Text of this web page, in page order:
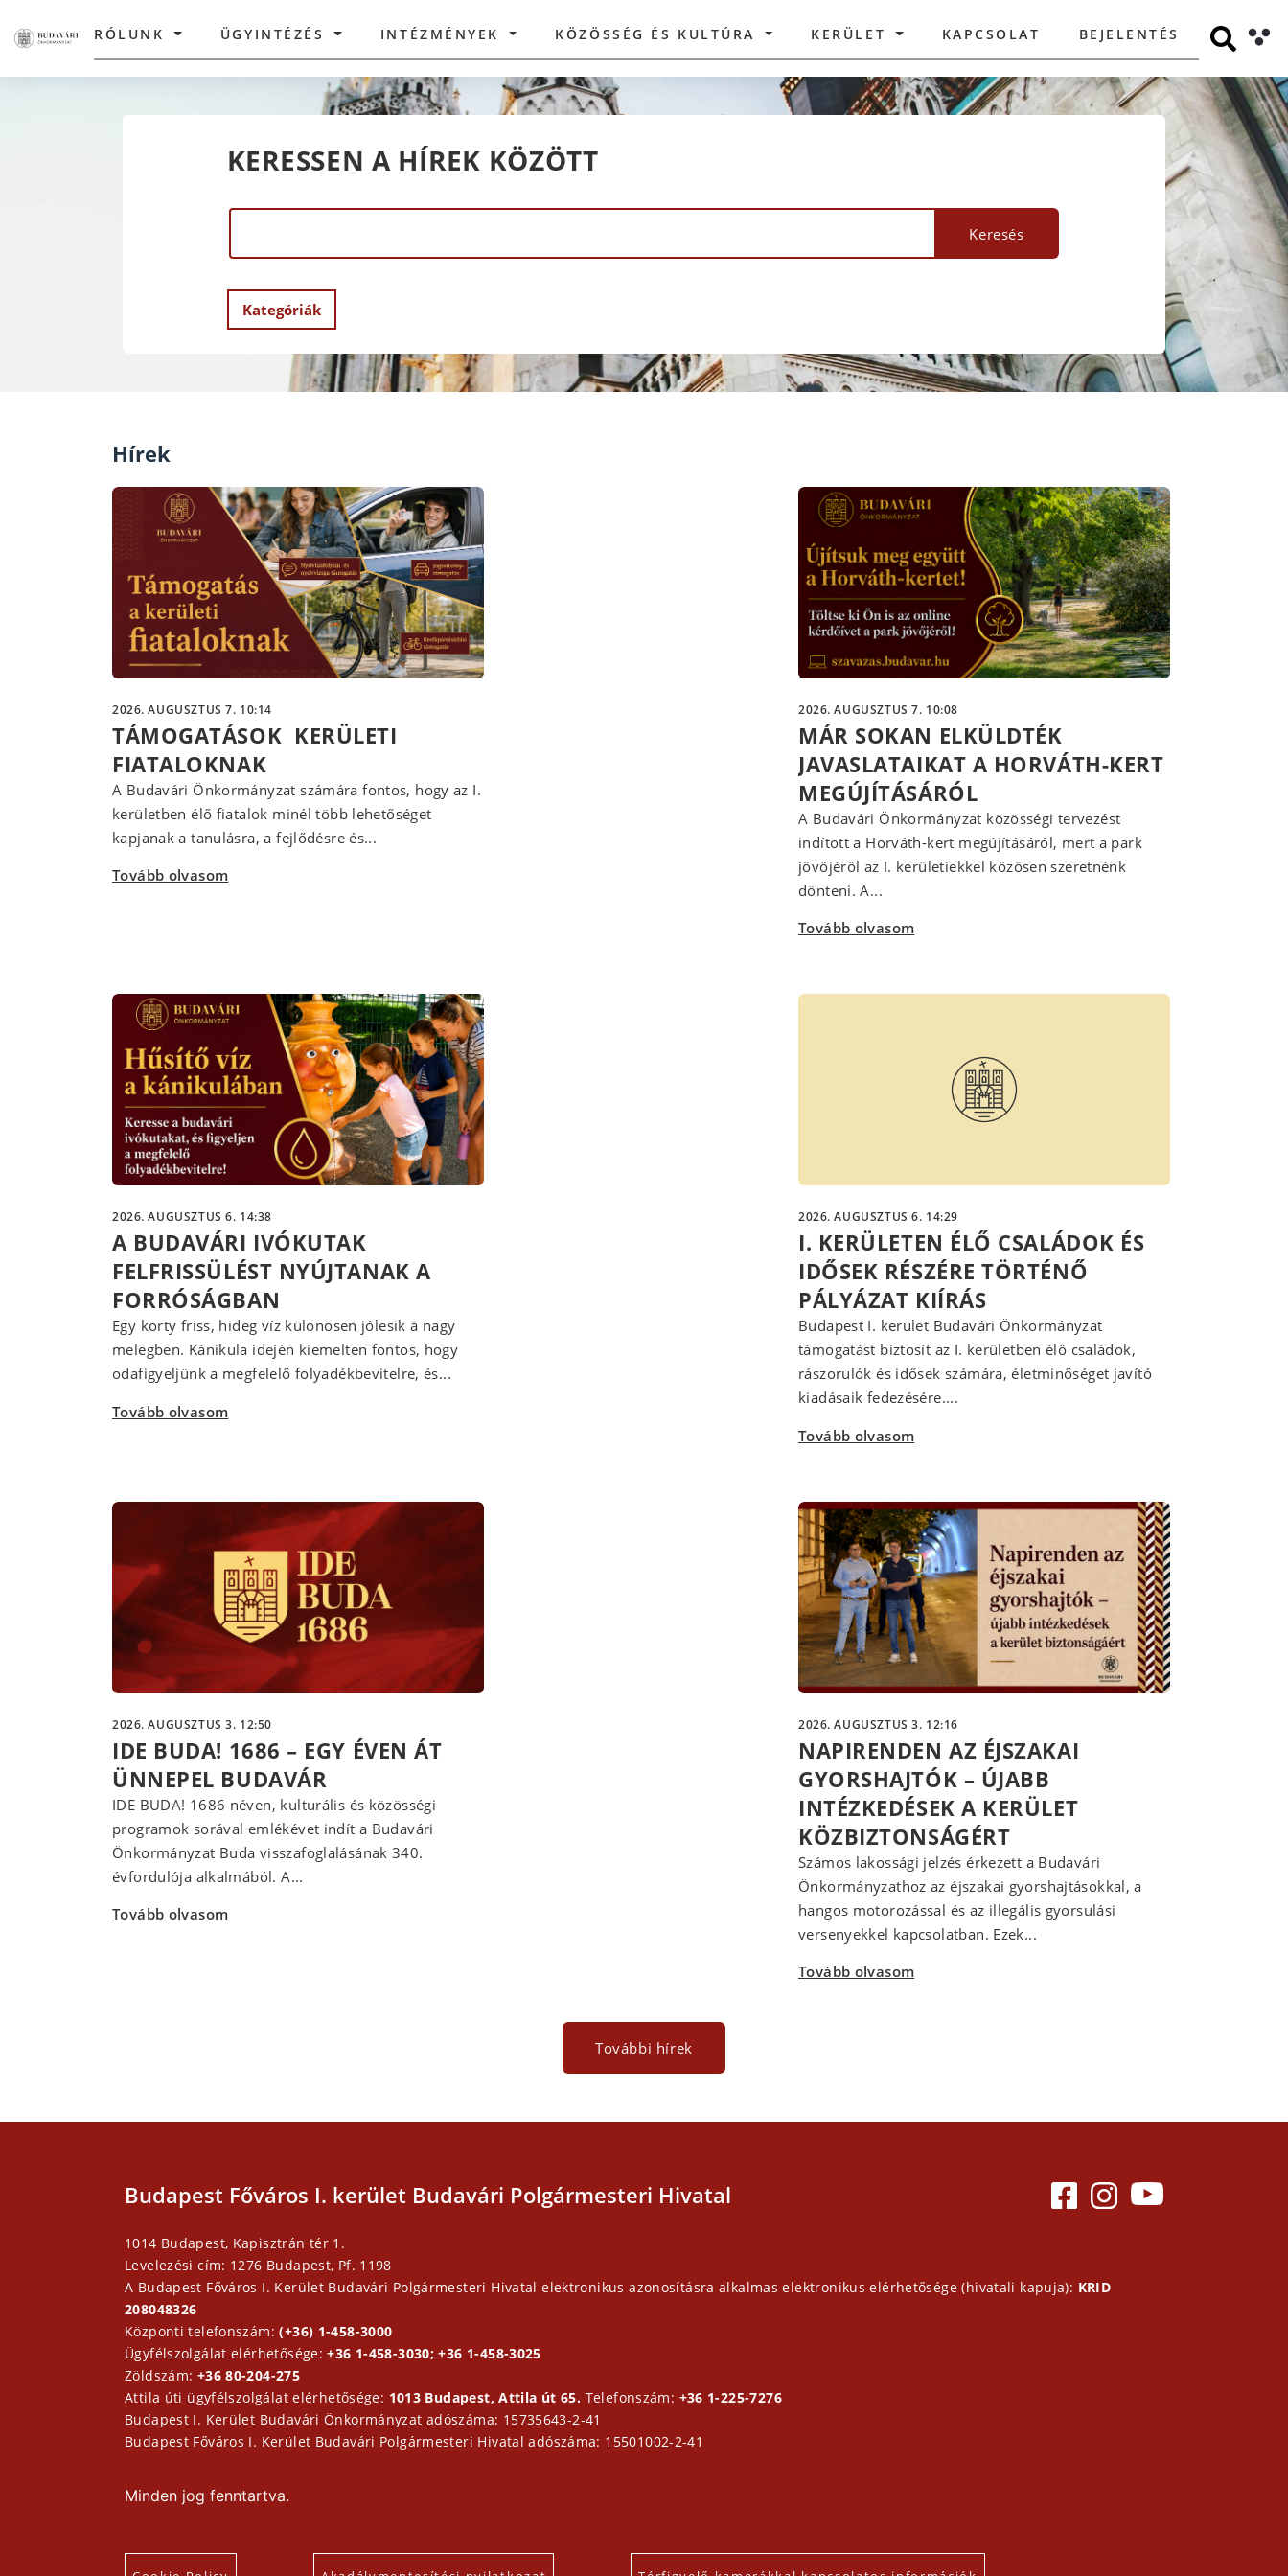
RÓLUNK ÜGYINTÉZÉS INTÉZMÉNYEK KÖZÖSSÉG ÉS KULTÚRA KERÜLET KAPCSOLAT BEJELENTÉS
KERESSEN A HÍREK KÖZÖTT
Keresés
Kategóriák
Hírek
2026. AUGUSZTUS 7. 10:14
TÁMOGATÁSOK KERÜLETI
FIATALOKNAK
A Budavári Önkormányzat számára fontos, hogy az I.
kerületben élő fiatalok minél több lehetőséget
kapjanak a tanulásra, a fejlődésre és...
Tovább olvasom
2026. AUGUSZTUS 7. 10:08
MÁR SOKAN ELKÜLDTÉK
JAVASLATAIKAT A HORVÁTH-KERT
MEGÚJÍTÁSÁRÓL
A Budavári Önkormányzat közösségi tervezést
indított a Horváth-kert megújításáról, mert a park
jövőjéről az I. kerületiekkel közösen szeretnénk
dönteni. A...
Tovább olvasom
2026. AUGUSZTUS 6. 14:38
A BUDAVÁRI IVÓKUTAK
FELFRISSÜLÉST NYÚJTANAK A
FORRÓSÁGBAN
Egy korty friss, hideg víz különösen jólesik a nagy
melegben. Kánikula idején kiemelten fontos, hogy
odafigyeljünk a megfelelő folyadékbevitelre, és...
Tovább olvasom
2026. AUGUSZTUS 6. 14:29
I. KERÜLETEN ÉLŐ CSALÁDOK ÉS
IDŐSEK RÉSZÉRE TÖRTÉNŐ
PÁLYÁZAT KIÍRÁS
Budapest I. kerület Budavári Önkormányzat
támogatást biztosít az I. kerületben élő családok,
rászorulók és idősek számára, életminőséget javító
kiadásaik fedezésére....
Tovább olvasom
2026. AUGUSZTUS 3. 12:50
IDE BUDA! 1686 – EGY ÉVEN ÁT
ÜNNEPEL BUDAVÁR
IDE BUDA! 1686 néven, kulturális és közösségi
programok sorával emlékévet indít a Budavári
Önkormányzat Buda visszafoglalásának 340.
évfordulója alkalmából. A...
Tovább olvasom
2026. AUGUSZTUS 3. 12:16
NAPIRENDEN AZ ÉJSZAKAI
GYORSHAJTÓK – ÚJABB
INTÉZKEDÉSEK A KERÜLET
KÖZBIZTONSÁGÉRT
Számos lakossági jelzés érkezett a Budavári
Önkormányzathoz az éjszakai gyorshajtásokkal, a
hangos motorozással és az illegális gyorsulási
versenyekkel kapcsolatban. Ezek...
Tovább olvasom
További hírek
Budapest Főváros I. kerület Budavári Polgármesteri Hivatal
1014 Budapest, Kapisztrán tér 1.
Levelezési cím: 1276 Budapest, Pf. 1198
A Budapest Főváros I. Kerület Budavári Polgármesteri Hivatal elektronikus azonosításra alkalmas elektronikus elérhetősége (hivatali kapuja): KRID
208048326
Központi telefonszám:(+36) 1-458-3000
Ügyfélszolgálat elérhetősége:+36 1-458-3030; +36 1-458-3025
Zöldszám: +36 80-204-275
Attila úti ügyfélszolgálat elérhetősége: 1013 Budapest, Attila út 65. Telefonszám: +36 1-225-7276
Budapest I. Kerület Budavári Önkormányzat adószáma: 15735643-2-41
Budapest Főváros I. Kerület Budavári Polgármesteri Hivatal adószáma: 15501002-2-41
Minden jog fenntartva.